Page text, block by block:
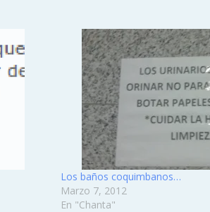
Los baños coquimbanos…
Marzo 7, 2012
En "Chanta"